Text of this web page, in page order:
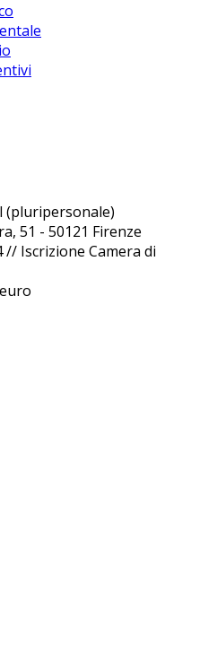
(pluripersonale)
51 - 50121 Firenze
// Iscrizione Camera di